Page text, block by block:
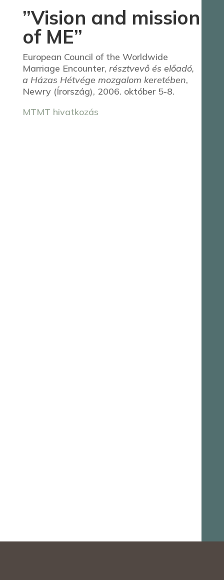
”Vision and mission
of ME”
European Council of the Worldwide
Marriage Encounter, résztvevő és előadó,
a Házas Hétvége mozgalom keretében,
Newry (Írország), 2006. október 5-8.
MTMT hivatkozás